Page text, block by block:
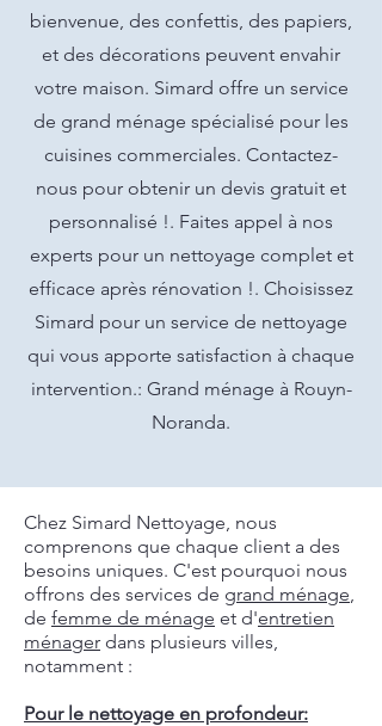
bienvenue, des confettis, des papiers,
et des décorations peuvent envahir
votre maison. Simard offre un service
de grand ménage spécialisé pour les
cuisines commerciales. Contactez-
nous pour obtenir un devis gratuit et
personnalisé !. Faites appel à nos
experts pour un nettoyage complet et
efficace après rénovation !. Choisissez
Simard pour un service de nettoyage
qui vous apporte satisfaction à chaque
intervention.: Grand ménage à Rouyn-
Noranda.
Chez Simard Nettoyage, nous
comprenons que chaque client a des
besoins uniques. C'est pourquoi nous
offrons des services de grand ménage,
de femme de ménage et d'entretien
ménager dans plusieurs villes,
notamment :
Pour le nettoyage en profondeur: